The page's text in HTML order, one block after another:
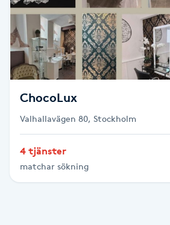
Eyeliner-tatuering
F
Face framing
Faceliftmassage
Fet hårbotten
Fettreducering
ChocoLux
Valhallavägen 80, Stockholm
4 tjänster
matchar sökning